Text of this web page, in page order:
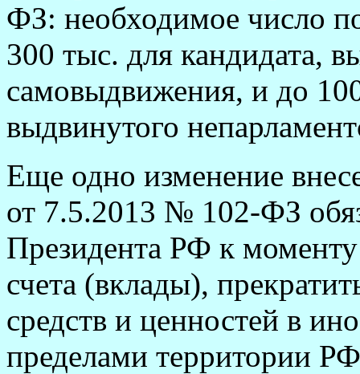
ФЗ: необходимое число
300 тыс. для кандидата,
самовыдвижения, и до
выдвинутого
Еще одно изменение
от 7.5.2013 № 102-ФЗ
Президента РФ к моменту
счета (вклады),
средств и ценностей в
пределами территории